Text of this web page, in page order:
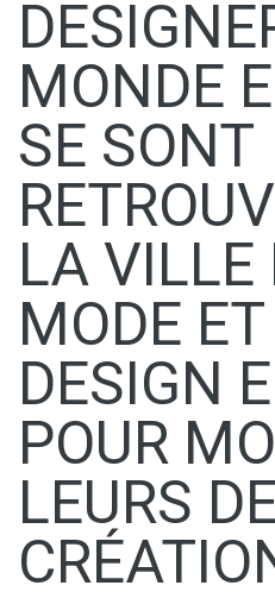
MONDE
SE SONT
LA VILLE
MODE
DESIGN
POUR
LEURS